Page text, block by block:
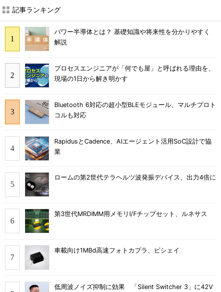
記事ランキング
パワー半導体とは？ 基礎知識や将来性を分かりやすく
解説
プロセスエンジニアが「何でも屋」と呼ばれる理由を、
現場の1日から解き明かす
Bluetooth 6対応の超小型BLEモジュール、マルチプロト
コルも対応
RapidusとCadence、AIエージェント活用SoC設計で協
業
ロームの第2世代テラヘルツ波発振デバイス、出力4倍に
第3世代MRDIMM用メモリI/Fチップセット、ルネサス
車載向け1MBd高速フォトカプラ、ビシェイ
低周波ノイズ抑制に効果 「Silent Switcher 3」に42V